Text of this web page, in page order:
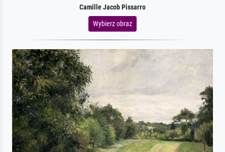
Camille Jacob Pissarro
Wybierz obraz